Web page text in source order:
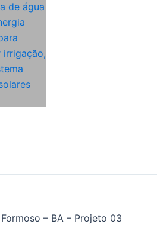
– BA – Projeto 03